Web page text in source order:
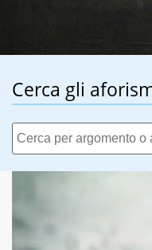
Cerca gli